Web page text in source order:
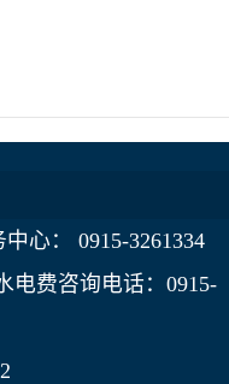
心： 0915-3261334
电费咨询电话：0915-